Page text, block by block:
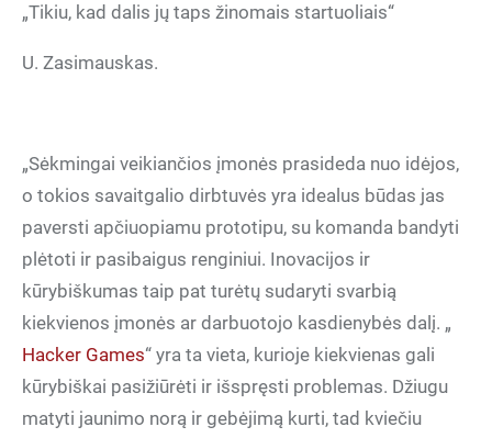
„Tikiu, kad dalis jų taps žinomais startuoliais“
U. Zasimauskas.
„Sėkmingai veikiančios įmonės prasideda nuo idėjos,
o tokios savaitgalio dirbtuvės yra idealus būdas jas
paversti apčiuopiamu prototipu, su komanda bandyti
plėtoti ir pasibaigus renginiui. Inovacijos ir
kūrybiškumas taip pat turėtų sudaryti svarbią
kiekvienos įmonės ar darbuotojo kasdienybės dalį. „
Hacker Games“ yra ta vieta, kurioje kiekvienas gali
kūrybiškai pasižiūrėti ir išspręsti problemas. Džiugu
matyti jaunimo norą ir gebėjimą kurti, tad kviečiu